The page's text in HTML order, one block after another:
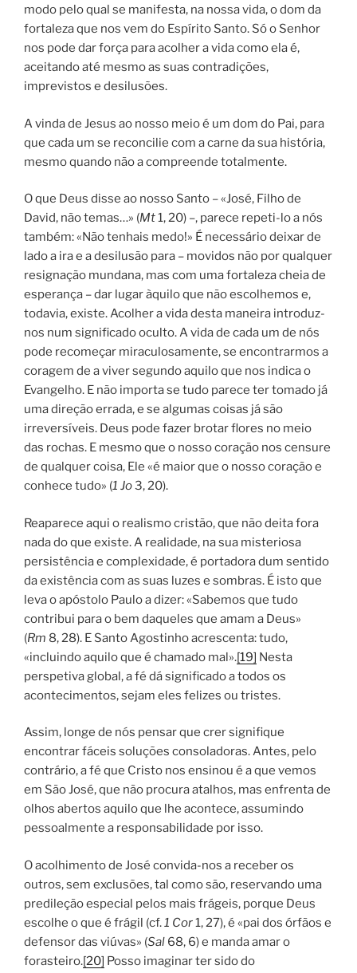
modo pelo qual se manifesta, na nossa vida, o dom da
fortaleza que nos vem do Espírito Santo. Só o Senhor
nos pode dar força para acolher a vida como ela é,
aceitando até mesmo as suas contradições,
imprevistos e desilusões.
A vinda de Jesus ao nosso meio é um dom do Pai, para
que cada um se reconcilie com a carne da sua história,
mesmo quando não a compreende totalmente.
O que Deus disse ao nosso Santo – «José, Filho de
David, não temas…» (Mt1, 20) –, parece repeti-lo a nós
também: «Não tenhais medo!» É necessário deixar de
lado a ira e a desilusão para – movidos não por qualquer
resignação mundana, mas com uma fortaleza cheia de
esperança – dar lugar àquilo que não escolhemos e,
todavia, existe. Acolher a vida desta maneira introduz-
nos num significado oculto. A vida de cada um de nós
pode recomeçar miraculosamente, se encontrarmos a
coragem de a viver segundo aquilo que nos indica o
Evangelho. E não importa se tudo parece ter tomado já
uma direção errada, e se algumas coisas já são
irreversíveis. Deus pode fazer brotar flores no meio
das rochas. E mesmo que o nosso coração nos censure
de qualquer coisa, Ele «é maior que o nosso coração e
conhece tudo» (1 Jo3, 20).
Reaparece aqui o realismo cristão, que não deita fora
nada do que existe. A realidade, na sua misteriosa
persistência e complexidade, é portadora dum sentido
da existência com as suas luzes e sombras. É isto que
leva o apóstolo Paulo a dizer: «Sabemos que tudo
contribui para o bem daqueles que amam a Deus»
(Rm 8, 28). E Santo Agostinho acrescenta: tudo,
«incluindo aquilo que é chamado mal».[19] Nesta
perspetiva global, a fé dá significado a todos os
acontecimentos, sejam eles felizes ou tristes.
Assim, longe de nós pensar que crer signifique
encontrar fáceis soluções consoladoras. Antes, pelo
contrário, a fé que Cristo nos ensinou é a que vemos
em São José, que não procura atalhos, mas enfrenta de
olhos abertos aquilo que lhe acontece, assumindo
pessoalmente a responsabilidade por isso.
O acolhimento de José convida-nos a receber os
outros, sem exclusões, tal como são, reservando uma
predileção especial pelos mais frágeis, porque Deus
escolhe o que é frágil (cf.1 Cor1, 27), é «pai dos órfãos e
defensor das viúvas» (Sal 68, 6) e manda amar o
forasteiro.[20] Posso imaginar ter sido do